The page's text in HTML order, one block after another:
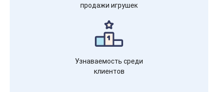
продажи игрушек
Узнаваемость среди
клиентов